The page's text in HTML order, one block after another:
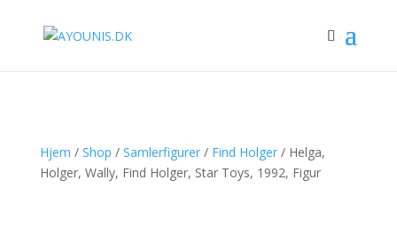
Hjem / Shop / Samlerfigurer/ Find Holger/ Helga,
Holger, Wally, Find Holger, Star Toys, 1992, Figur